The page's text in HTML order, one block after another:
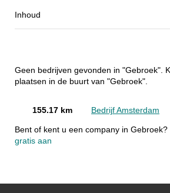
Inhoud
Geen bedrijven gevonden in "Gebroek".
plaatsen in de buurt van "Gebroek".
155.17 km Bedrijf Amsterdam
Bent of kent u een company in Gebroek?
gratis aan